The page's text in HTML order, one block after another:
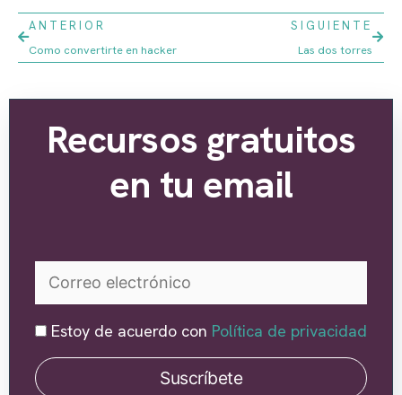
ANTERIOR
Como convertirte en hacker
SIGUIENTE
Las dos torres
Recursos gratuitos
en tu email
Estoy de acuerdo con Política de privacidad
Suscríbete